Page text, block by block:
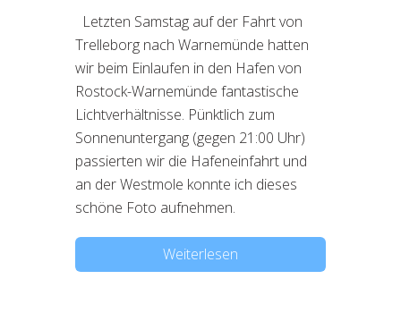
Letzten Samstag auf der Fahrt von
Trelleborg nach Warnemünde hatten
wir beim Einlaufen in den Hafen von
Rostock-Warnemünde fantastische
Lichtverhältnisse. Pünktlich zum
Sonnenuntergang (gegen 21:00 Uhr)
passierten wir die Hafeneinfahrt und
an der Westmole konnte ich dieses
schöne Foto aufnehmen.
Weiterlesen